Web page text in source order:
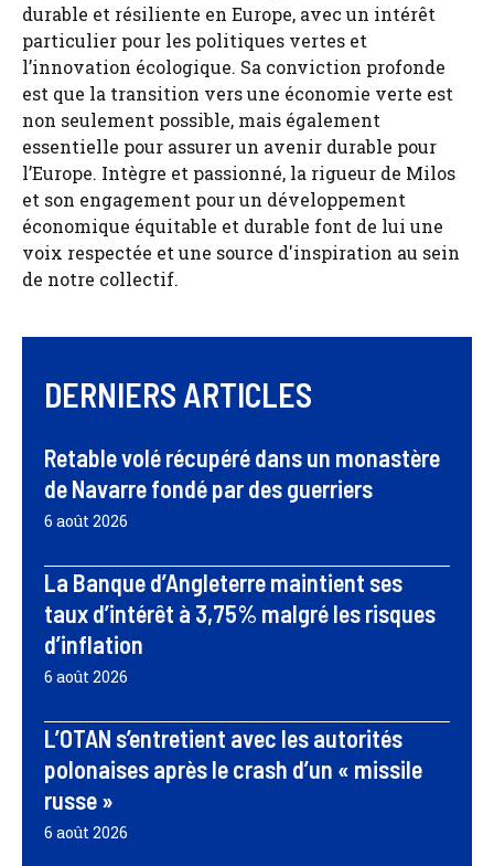
durable et résiliente en Europe, avec un intérêt
particulier pour les politiques vertes et
l’innovation écologique. Sa conviction profonde
est que la transition vers une économie verte est
non seulement possible, mais également
essentielle pour assurer un avenir durable pour
l’Europe. Intègre et passionné, la rigueur de Milos
et son engagement pour un développement
économique équitable et durable font de lui une
voix respectée et une source d'inspiration au sein
de notre collectif.
DERNIERS ARTICLES
Retable volé récupéré dans un monastère
de Navarre fondé par des guerriers
6 août 2026
La Banque d’Angleterre maintient ses
taux d’intérêt à 3,75% malgré les risques
d’inflation
6 août 2026
L’OTAN s’entretient avec les autorités
polonaises après le crash d’un « missile
russe »
6 août 2026